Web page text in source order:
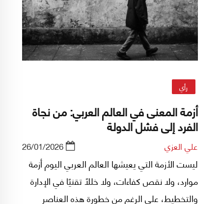
رأي
أزمة المعنى في العالم العربي: من نجاة
الفرد إلى فشل الدولة
علي العزي 26/01/2026
ليست الأزمة التي يعيشها العالم العربي اليوم أزمة
موارد، ولا نقص كفاءات، ولا خللًا تقنيًا في الإدارة
والتخطيط، على الرغم من خطورة هذه العناصر